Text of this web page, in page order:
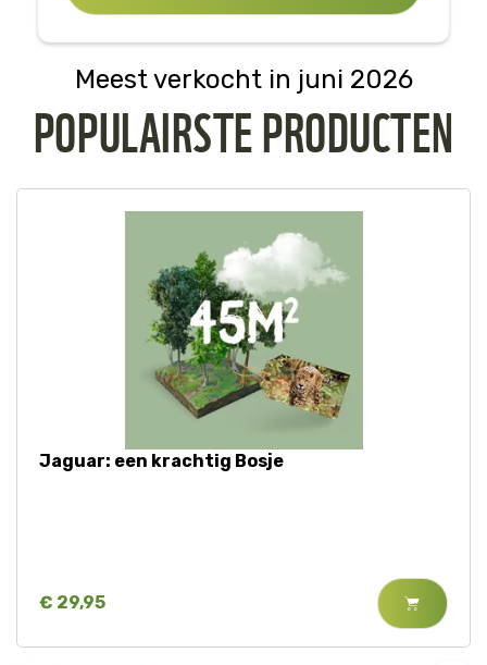
Meest verkocht in juni 2026
POPULAIRSTE PRODUCTEN
Jaguar: een krachtig Bosje
€ 29,95